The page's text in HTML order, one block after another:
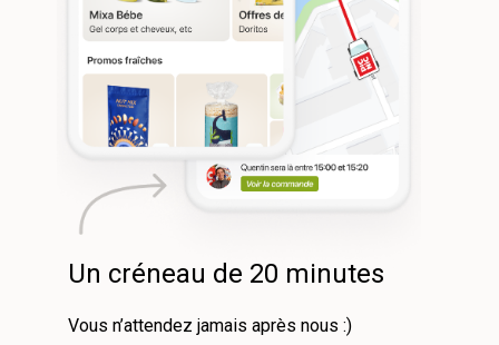
Un créneau de 20 minutes
Vous n’attendez jamais après nous :)︎